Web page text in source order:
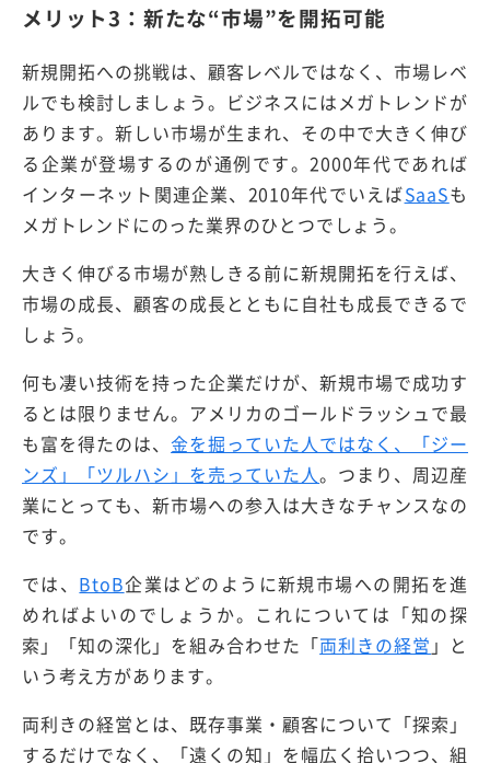
メリット3：新たな“市場”を開拓可能
新規開拓への挑戦は、顧客レベルではなく、市場レベ
ルでも検討しましょう。ビジネスにはメガトレンドが
あります。新しい市場が生まれ、その中で大きく伸び
る企業が登場するのが通例です。2000年代であれば
インターネット関連企業、2010年代でいえばSaaSも
メガトレンドにのった業界のひとつでしょう。
大きく伸びる市場が熟しきる前に新規開拓を行えば、
市場の成長、顧客の成長とともに自社も成長できるで
しょう。
何も凄い技術を持った企業だけが、新規市場で成功す
るとは限りません。アメリカのゴールドラッシュで最
も富を得たのは、金を掘っていた人ではなく、「ジー
ンズ」「ツルハシ」を売っていた人。つまり、周辺産
業にとっても、新市場への参入は大きなチャンスなの
です。
では、 BtoB企業はどのように新規市場への開拓を進
めればよいのでしょうか。これについては「知の探
索」「知の深化」を組み合わせた「両利きの経営 」と
いう考え方があります。
両利きの経営とは、既存事業・顧客について「探索」
するだけでなく、「遠くの知」を幅広く拾いつつ、組